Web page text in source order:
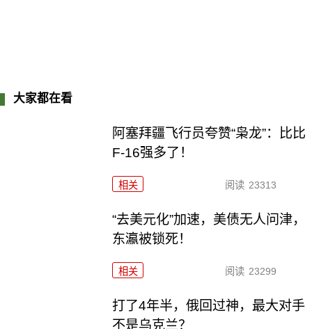
大家都在看
阿塞拜疆飞行员夸赞“枭龙”：比比
F-16强多了！
相关 阅读 23313
“去美元化”加速，美债无人问津，
东瀛被锁死！
相关 阅读 23299
打了4年半，俄回过神，最大对手
不是乌克兰？